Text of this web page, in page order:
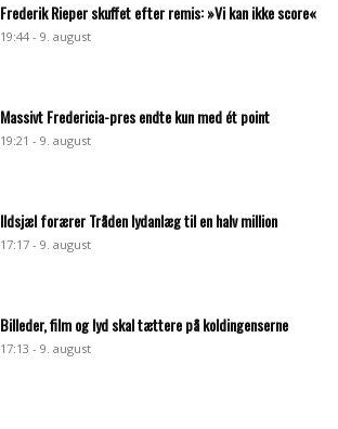
Frederik Rieper skuffet efter remis: »Vi kan ikke score«
19:44 - 9. august
Massivt Fredericia-pres endte kun med ét point
19:21 - 9. august
Ildsjæl forærer Tråden lydanlæg til en halv million
17:17 - 9. august
Billeder, film og lyd skal tættere på koldingenserne
17:13 - 9. august